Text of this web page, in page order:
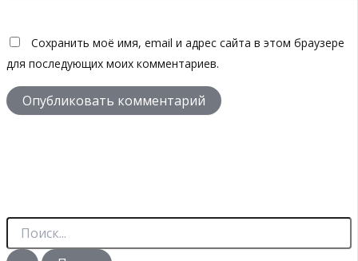
Сохранить моё имя, email и адрес сайта в этом браузере
для последующих моих комментариев.
П
и